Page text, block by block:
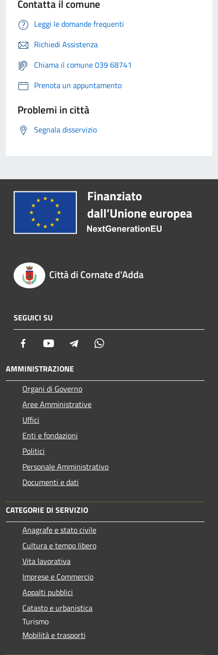
Contatta il comune
Leggi le domande frequenti
Richiedi Assistenza
Chiama il comune 039 68741
Prenota un appuntamento
Problemi in città
Segnala disservizio
Città di Cornate d'Adda
SEGUICI SU
Facebook Youtube Telegram
AMMINISTRAZIONE
Organi di Governo
Aree Amministrative
Uffici
Enti e fondazioni
Politici
Personale Amministrativo
Documenti e dati
CATEGORIE DI SERVIZIO
Anagrafe e stato civile
Cultura e tempo libero
Vita lavorativa
Imprese e Commercio
Appalti pubblici
Catasto e urbanistica
Turismo
Mobilità e trasporti